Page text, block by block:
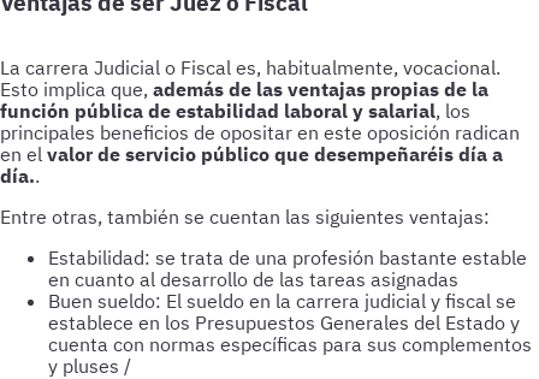
La carrera Judicial o Fiscal es, habitualmente, vocacional.
Esto implica que, además de las ventajas propias de la
función pública de estabilidad laboral y salarial, los
principales beneficios de opositar en este oposición radican
en el valor de servicio público que desempeñaréis día a
día..
Entre otras, también se cuentan las siguientes ventajas:
Estabilidad: se trata de una profesión bastante estable
en cuanto al desarrollo de las tareas asignadas
Buen sueldo: El sueldo en la carrera judicial y fiscal se
establece en los Presupuestos Generales del Estado y
cuenta con normas específicas para sus complementos
y pluses /